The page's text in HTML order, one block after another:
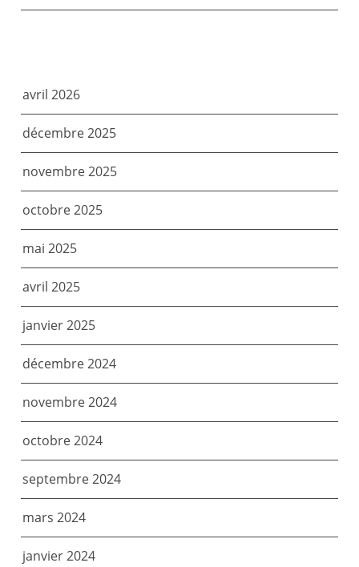
avril 2026
décembre 2025
novembre 2025
octobre 2025
mai 2025
avril 2025
janvier 2025
décembre 2024
novembre 2024
octobre 2024
septembre 2024
mars 2024
janvier 2024